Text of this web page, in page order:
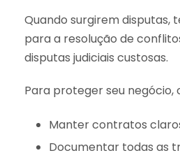
Quando surgirem disputas,
para a resolução de
disputas judiciais custosas.
Para proteger seu
Manter contratos
Documentar todas as